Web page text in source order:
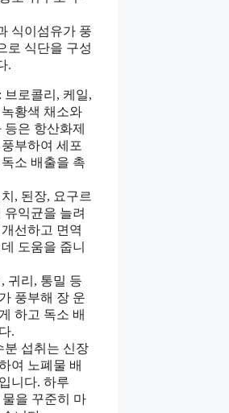
식이섬유가 풍
로 식단을 구성
.
: 브로콜리, 케일,
황색 채소와
은 항산화제
부하여 세포
소 배출을 촉
치, 된장, 요구르
유익균을 늘려
선하고 면역
도움을 줍니
귀리, 통밀 등
풍부해 장 운
하고 독소 배
.
분 섭취는 신장
여 노폐물 배
니다. 하루
물을 꾸준히 마